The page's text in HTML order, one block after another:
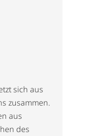
sich aus
zusammen.
aus
des